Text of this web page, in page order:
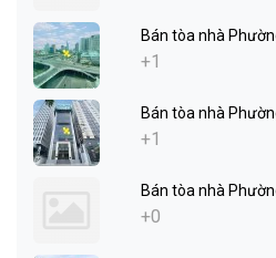
Bán tòa nhà
+1
Bán tòa nhà
+1
Bán tòa nhà
+0